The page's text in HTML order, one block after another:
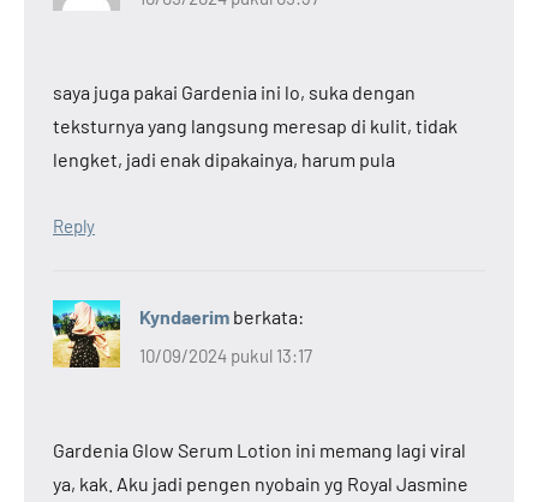
saya juga pakai Gardenia ini lo, suka dengan
teksturnya yang langsung meresap di kulit, tidak
lengket, jadi enak dipakainya, harum pula
Reply
Kyndaerim berkata:
10/09/2024 pukul 13:17
Gardenia Glow Serum Lotion ini memang lagi viral
ya, kak. Aku jadi pengen nyobain yg Royal Jasmine